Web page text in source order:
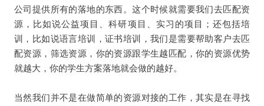
公司提供所有的落地的东西。这个时候就需要我们去匹配资
源，比如说公益项目、科研项目、实习的项目；还包括培
训，比如说语言培训，证书培训，我们是需要帮助客户去匹
配资源，筛选资源，你的资源跟学生越匹配，你的资源优势
就越大，你的学生方案落地就会做的越好。
当然我们并不是在做简单的资源对接的工作，其实是在寻找